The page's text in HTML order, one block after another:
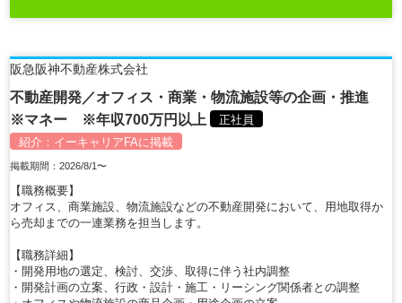
阪急阪神不動産株式会社
不動産開発／オフィス・商業・物流施設等の企画・推進
※マネー ※年収700万円以上
正社員
紹介： イーキャリアFAに掲載
掲載期間：2026/8/1〜
【職務概要】
オフィス、商業施設、物流施設などの不動産開発において、用地取得か
ら売却までの一連業務を担当します。
【職務詳細】
・開発用地の選定、検討、交渉、取得に伴う社内調整
・開発計画の立案、行政・設計・施工・リーシング関係者との調整